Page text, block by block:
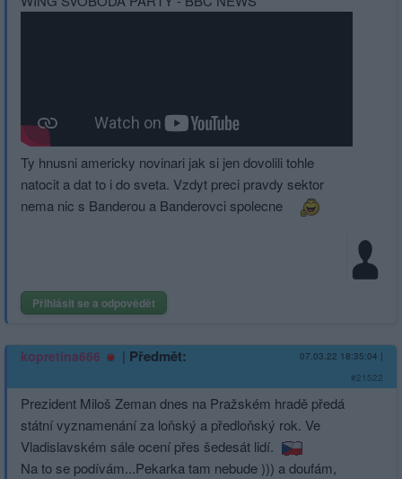
Ty hnusni americky novinari jak si jen dovolili tohle
natocit a dat to i do sveta. Vzdyt preci pravdy sektor
nema nic s Banderou a Banderovci spolecne
Přihlásit se a odpovědět
kopretina666 | Předmět: 07.03.22 18:35:04 |
#21522
Prezident Miloš Zeman dnes na Pražském hradě předá
státní vyznamenání za loňský a předloňský rok. Ve
Vladislavském sále ocení přes šedesát lidí.
Na to se podívám...Pekarka tam nebude ))) a doufám,